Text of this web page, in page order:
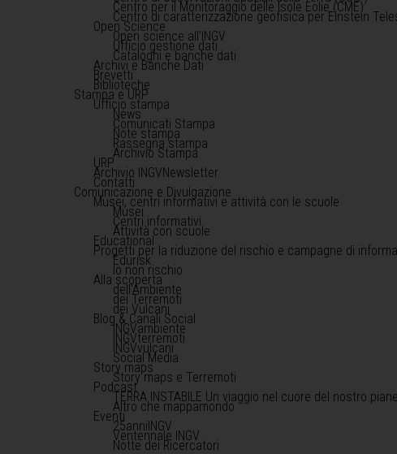
Centro per il Monitoraggio delle Isole Eolie (CME)
Centro di caratterizzazione geofisica per Einstein
Open Science
Open science all'INGV
Ufficio gestione dati
Cataloghi e banche dati
Archivi e Banche Dati
Brevetti
Biblioteche
Stampa e URP
Ufficio stampa
News
Comunicati Stampa
Note stampa
Rassegna stampa
Archivio Stampa
URP
Archivio INGVNewsletter
Contatti
Comunicazione e Divulgazione
Musei, centri informativi e attività con le scuole
Musei
Centri informativi
Attività con scuole
Educational
Progetti per la riduzione del rischio e campagne di
Edurisk
Io non rischio
Alla scoperta
dell'Ambiente
dei Terremoti
dei Vulcani
Blog & Canali Social
INGVambiente
INGVterremoti
INGVvulcani
Social Media
Story maps
Story maps e Terremoti
Podcast
TERRA INSTABILE Un viaggio nel cuore del nostro
Altro che mappamondo
Eventi
25anniINGV
Ventennale INGV
Notte dei Ricercatori